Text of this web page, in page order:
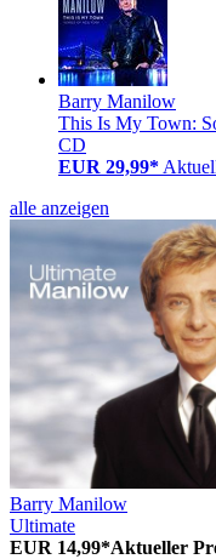
Barry Manilow
This Is My Town:
CD
EUR 29,99*
alle anzeigen
Barry Manilow
Ultimate
EUR 14,99*Aktueller